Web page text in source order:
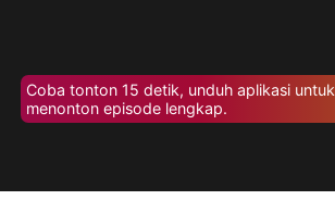
Coba tonton 15 detik, unduh aplikasi untuk
menonton episode lengkap.